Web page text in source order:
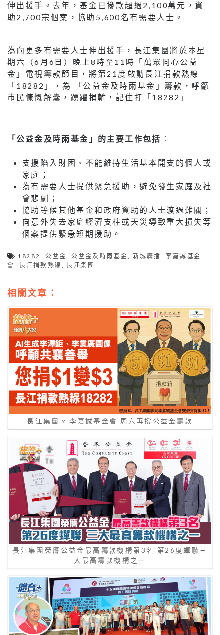
伸出援手。去年，基金已撥款超過2,100萬元，資
助2,700宗個案，協助5,600名有需要人士。
為向更多有需要人士伸出援手，長江集團將於本星
期六（6月6日）晚上8時至11時「萬眾同心公益
金」電視籌款節目，將第21度啟動長江捐款熱線
「18282」，為 「公益金及時雨基金」籌款，呼籲
巿民慷慨解囊，踴躍捐輸，記住打「18282」！
「公益金及時雨基金」的主要工作包括：
支援陷入財困、不能維持生活基本開支的個人或
家庭；
為有需要人士提供緊急援助，避免發生家庭及社
會悲劇；
協助等候其他基金和政府資助的人士渡過難關；
向意外失去家庭經濟支柱或天災導致重大損失等
個案提供緊急短期援助。
18282,公益金,公益金及時雨基金,新城廣播 , 李嘉誠基金
會,長江捐款熱線 ,長江集團
相關文章：
長江集團 x 李嘉誠基金會 周六再撐公益金籌款
長江集團榮膺公益金最高籌款機構第3名 第26度蟬聯三
大最高籌款機構之一